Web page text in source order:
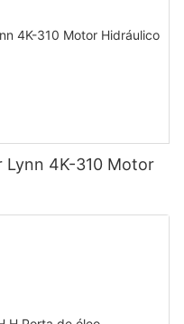
Lynn 4K-310 Motor